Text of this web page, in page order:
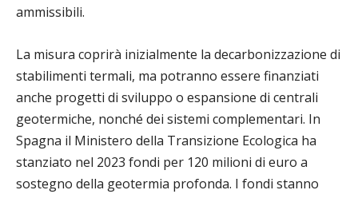
ammissibili.
La misura coprirà inizialmente la decarbonizzazione di
stabilimenti termali, ma potranno essere finanziati
anche progetti di sviluppo o espansione di centrali
geotermiche, nonché dei sistemi complementari. In
Spagna il Ministero della Transizione Ecologica ha
stanziato nel 2023 fondi per 120 milioni di euro a
sostegno della geotermia profonda. I fondi stanno